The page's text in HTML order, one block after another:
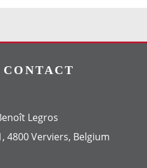
Legros
4800 Verviers, Belgium